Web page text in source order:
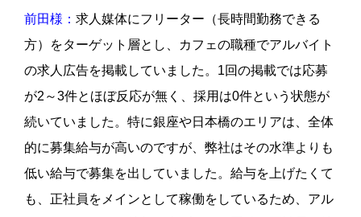
前田様： 求人媒体にフリーター（長時間勤務できる
方）をターゲット層とし、カフェの職種でアルバイト
の求人広告を掲載していました。1回の掲載では応募
が2～3件とほぼ反応が無く、採用は0件という状態が
続いていました。特に銀座や日本橋のエリアは、全体
的に募集給与が高いのですが、弊社はその水準よりも
低い給与で募集を出していました。給与を上げたくて
も、正社員をメインとして稼働をしているため、アル